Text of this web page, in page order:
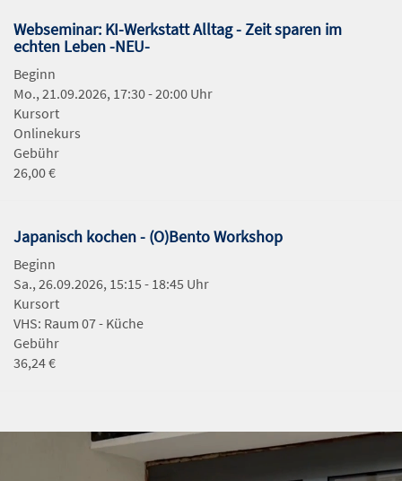
Webseminar: KI-Werkstatt Alltag - Zeit sparen im
echten Leben -NEU-
Beginn
Mo., 21.09.2026, 17:30 - 20:00 Uhr
Kursort
Onlinekurs
Gebühr
26,00 €
Japanisch kochen - (O)Bento Workshop
Beginn
Sa., 26.09.2026, 15:15 - 18:45 Uhr
Kursort
VHS: Raum 07 - Küche
Gebühr
36,24 €